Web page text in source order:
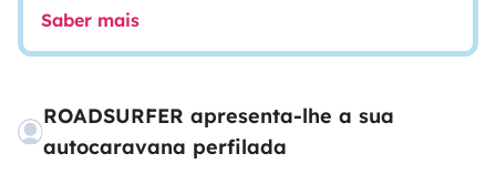
Saber mais
ROADSURFER apresenta-lhe a sua
autocaravana perfilada